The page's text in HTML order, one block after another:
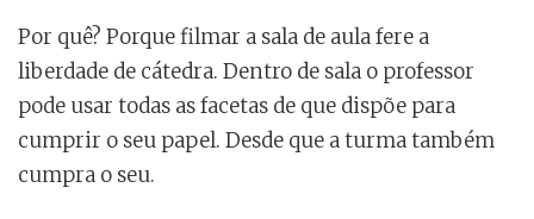
Por quê? Porque filmar a sala de aula fere a
liberdade de cátedra. Dentro de sala o professor
pode usar todas as facetas de que dispõe para
cumprir o seu papel. Desde que a turma também
cumpra o seu.